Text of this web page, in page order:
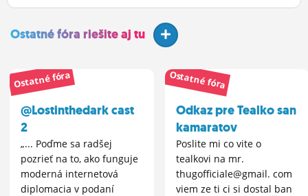
Ostatné fóra riešite aj tu
Ostatné fóra
@Lostinthedark cast
2
„... Poďme sa radšej
pozrieť na to, ako funguje
moderná internetová
diplomacia v podaní
Ostatné fóra
Odkaz pre Tealko san
kamaratov
Poslite mi co vite o
tealkovi na mr.
thugofficiale@gmail. com
viem ze ti ci si dostal ban